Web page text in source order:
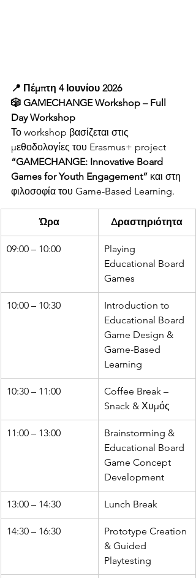
📍 Πέμπτη 4 Ιουνίου 2026
🎲 GAMECHANGE Workshop – Full
Day Workshop
Το workshop βασίζεται στις
μεθοδολογίες του Erasmus+ project
“GAMECHANGE: Innovative Board
Games for Youth Engagement” και στη
φιλοσοφία του Game-Based Learning.
Ώρα Δραστηριότητα
09:00 – 10:00
Playing
Educational Board
Games
10:00 – 10:30
Introduction to
Educational Board
Game Design &
Game-Based
Learning
10:30 – 11:00
Coffee Break –
Snack & Χυμός
11:00 – 13:00
Brainstorming &
Educational Board
Game Concept
Development
13:00 – 14:30 Lunch Break
14:30 – 16:30
Prototype Creation
& Guided
Playtesting